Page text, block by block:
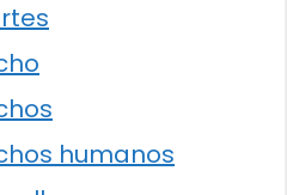
humanos